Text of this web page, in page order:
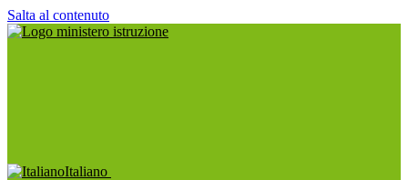
Salta al contenuto
Italiano